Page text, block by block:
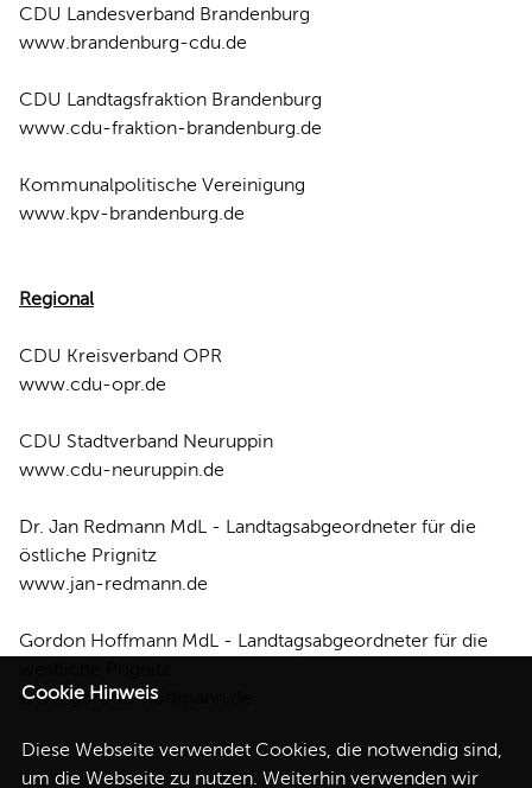
CDU Landesverband Brandenburg
www.brandenburg-cdu.de
CDU Landtagsfraktion Brandenburg
www.cdu-fraktion-brandenburg.de
Kommunalpolitische Vereinigung
www.kpv-brandenburg.de
Regional
CDU Kreisverband OPR
www.cdu-opr.de
CDU Stadtverband Neuruppin
www.cdu-neuruppin.de
Dr. Jan Redmann MdL - Landtagsabgeordneter für die
östliche Prignitz
www.jan-redmann.de
Gordon Hoffmann MdL - Landtagsabgeordneter für die
www.gordon-hoffmann.de
Cookie Hinweis
Diese Webseite verwendet Cookies, die notwendig sind,
um die Webseite zu nutzen. Weiterhin verwenden wir